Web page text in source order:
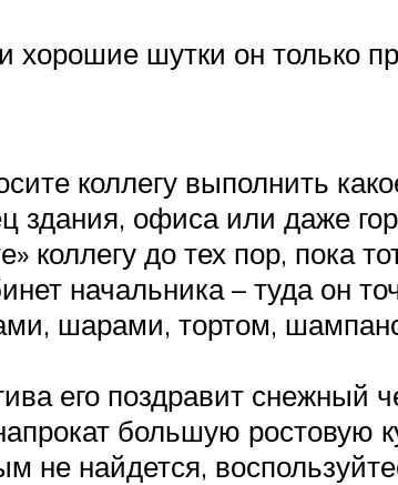
шутки он только
коллегу выполнить
здания, офиса или даже
коллегу до тех пор, пока
начальника – туда он
шарами, тортом,
его поздравит снежный
большую ростовую
не найдется,